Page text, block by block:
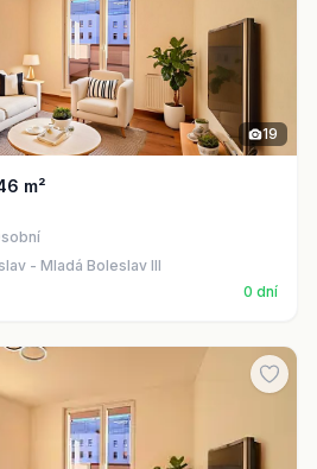
19
m²
- Mladá Boleslav III
0 dní